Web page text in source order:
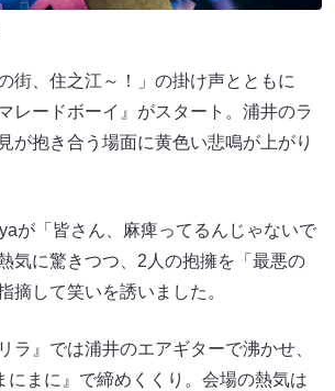
街、住之江～！」の掛け声とともに
レードボーイ』がスタート。浦井のラ
が抱き合う場面に黄色い悲鳴が上がり
が「皆さん、麻痺ってるんじゃないで
気に驚きつつ、2人の抱擁を「最悪の
摘して笑いを誘いました。
ラ』では浦井のエアギターで沸かせ、
にまに』で締めくくり。会場の熱気は